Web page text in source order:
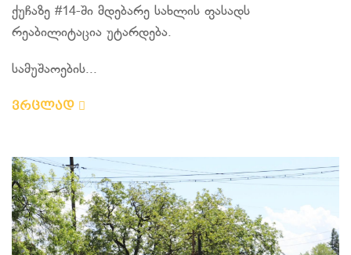
ქუჩაზე #14-ში მდებარე სახლის ფასადს
რეაბილიტაცია უტარდება.
სამუშაოების...
ვრცლად